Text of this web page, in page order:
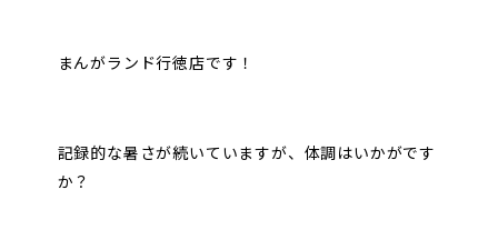
まんがランド行徳店です！
記録的な暑さが続いていますが、体調はいかがです
か？